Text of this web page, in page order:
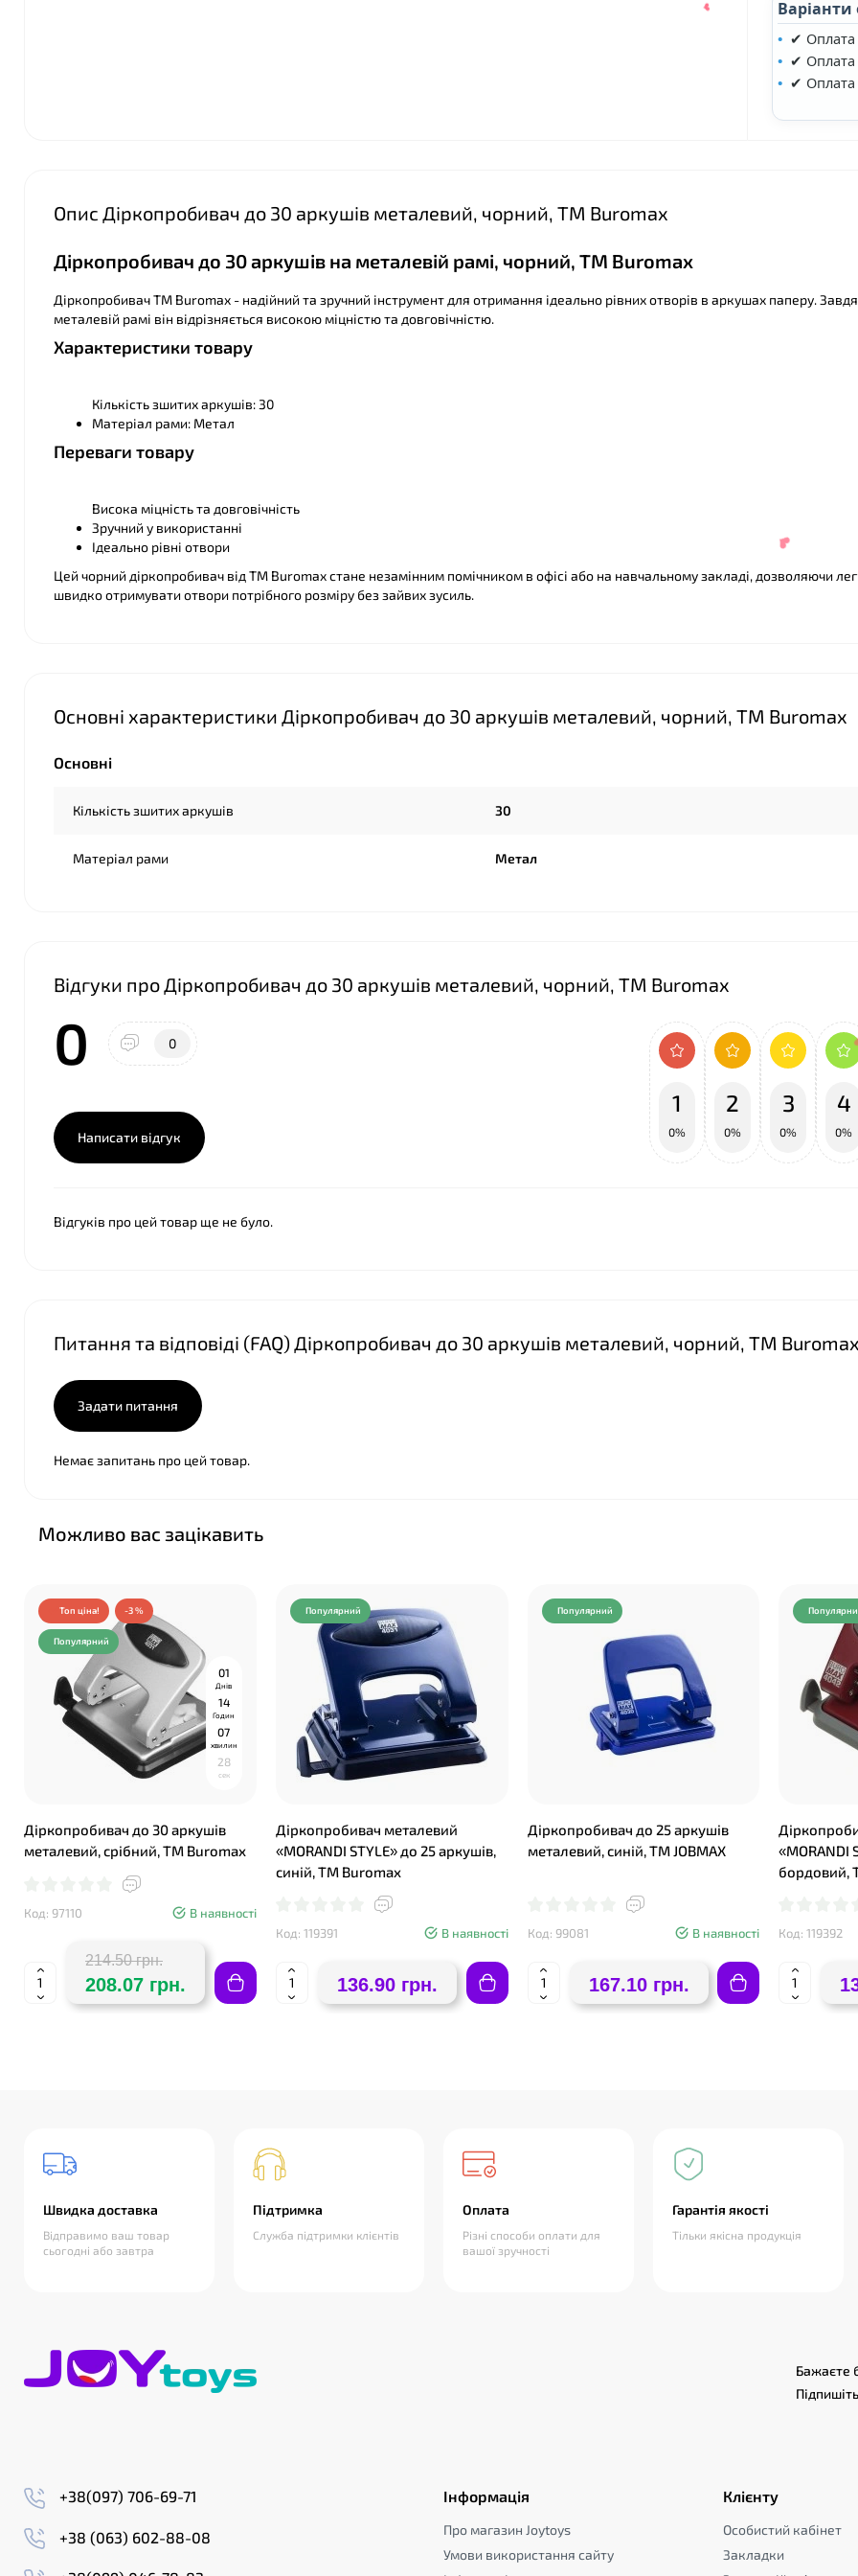
✔ Оплата
✔ Оплата
✔ Оплата
Опис Діркопробивач до 30 аркушів металевий, чорний, ТМ Buromax
Діркопробивач до 30 аркушів на металевій рамі, чорний, ТМ Buromax
Діркопробивач ТМ Buromax - надійний та зручний інструмент для отримання ідеально рівних отворів в аркушах паперу.
металевій рамі він відрізняється високою міцністю та довговічністю.
Характеристики товару
Кількість зшитих аркушів: 30
Матеріал рами: Метал
Переваги товару
Висока міцність та довговічність
Зручний у використанні
Ідеально рівні отвори
Цей чорний діркопробивач від ТМ Buromax стане незамінним помічником в офісі або на навчальному закладі, дозволяючи
швидко отримувати отвори потрібного розміру без зайвих зусиль.
Основні характеристики Діркопробивач до 30 аркушів металевий, чорний, ТМ Buromax
Основні
Кількість зшитих аркушів 30
Матеріал рами Метал
Відгуки про Діркопробивач до 30 аркушів металевий, чорний, ТМ Buromax
0 0
Написати відгук
1
0%
2
0%
3
0%
4
0%
Відгуків про цей товар ще не було.
Питання та відповіді (FAQ) Діркопробивач до 30 аркушів металевий, чорний, ТМ
Задати питання
Немає запитань про цей товар.
Можливо вас зацікавить
Топ ціна! -3 %
Популярний
01
Днів
14
Годин
07
хвилин
27
сек
Діркопробивач до 30 аркушів
металевий, срібний, ТМ Buromax
Код: 97110 В наявності
214.50 грн.
208.07 грн.
Популярний
Діркопробивач металевий
«MORANDI STYLE» до 25 аркушів,
синій, TM Buromax
Код: 119391 В наявності
136.90 грн.
Популярний
Діркопробивач до 25 аркушів
металевий, синій, ТМ JOBMAX
Код: 99081 В наявності
167.10 грн.
«MORANDI
бордовий,
Код: 119392
Швидка доставка
Відправимо ваш товар
сьогодні або завтра
Підтримка
Служба підтримки клієнтів
Оплата
Різні способи оплати для
вашої зручності
Гарантія якості
Тільки якісна продукція
Бажаєте
+38(097) 706-69-71
+38 (063) 602-88-08
Інформація
Про магазин Joytoys
Умови використання сайту
Клієнту
Особистий кабінет
Закладки